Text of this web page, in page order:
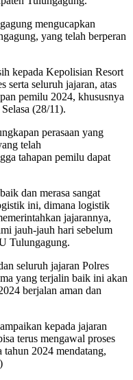
mengucapkan
yang telah berperan
kepada Kepolisian Resort
serta seluruh jajaran, atas
pemilu 2024, khususnya
(28/11).
perasaan yang
telah
tahapan pemilu dapat
dan merasa sangat
ini, dimana logistik
jajarannya,
jauh-jauh hari sebelum
Tulungagung.
seluruh jajaran Polres
yang terjalin baik ini akan
berjalan aman dan
kepada jajaran
terus mengawal proses
tahun 2024 mendatang,